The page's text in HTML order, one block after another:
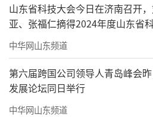
山东省科技大会今日在济南召开
亚、张福仁摘得2024年度山东省
奖最高奖！
中华网山东频道
第六届跨国公司领导人青岛峰会
发展论坛同日举行
中华网山东频道